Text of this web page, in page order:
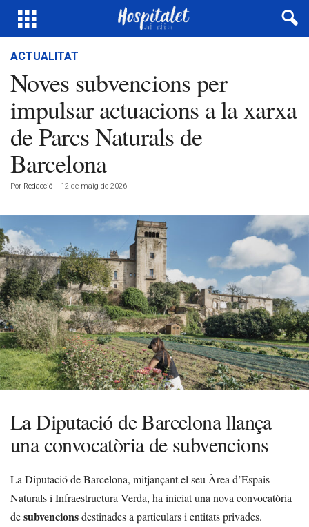
ACTUALITAT
Noves subvencions per
impulsar actuacions a la xarxa
de Parcs Naturals de
Barcelona
Por Redacció - 12 de maig de 2026
La Diputació de Barcelona llança
una convocatòria de subvencions
La Diputació de Barcelona, mitjançant el seu Àrea d’Espais
Naturals i Infraestructura Verda, ha iniciat una nova convocatòria
desubvencionsdestinades a particulars i entitats privades.